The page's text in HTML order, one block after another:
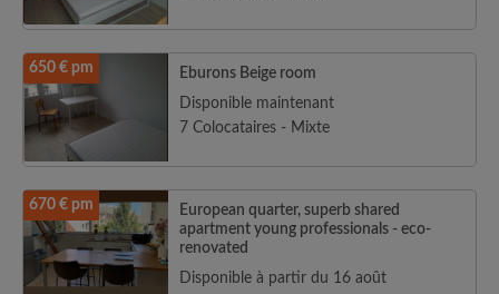
650 € pm
Eburons Beige room
Disponible maintenant
7 Colocataires - Mixte
670 € pm
European quarter, superb shared
apartment young professionals - eco-
renovated
Disponible à partir du 16 août